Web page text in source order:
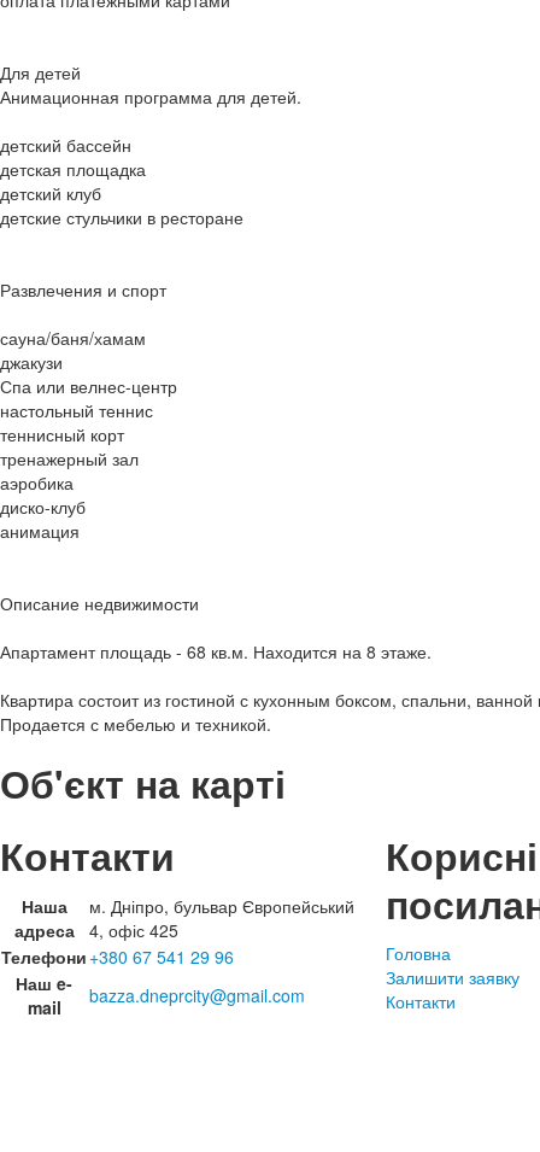
Для детей
Анимационная программа для детей.
детский бассейн
детская площадка
детский клуб
детские стульчики в ресторане
Развлечения и спорт
сауна/баня/хамам
джакузи
Спа или велнес-центр
настольный теннис
теннисный корт
тренажерный зал
аэробика
диско-клуб
анимация
Описание недвижимости
Апартамент площадь - 68 кв.м. Находится на 8 этаже.
Квартира состоит из гостиной с кухонным боксом, спальни,
Продается с мебелью и техникой.
Об'єкт на карті
Контакти
Наша
адреса
м. Дніпро, бульвар Європейський
4, офіс 425
Телефони +380 67 541 29 96
Наш e-
mail
bazza.dneprcity@gmail.com
Корисні
Головна
Залишити заявку
Контакти